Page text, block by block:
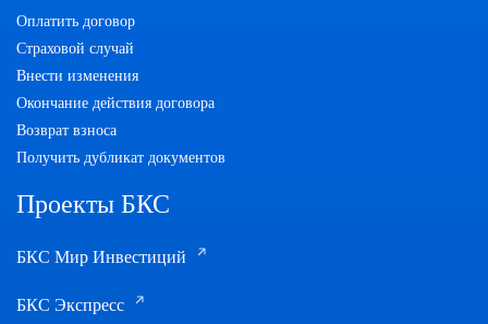
Оплатить договор
Страховой случай
Внести изменения
Окончание действия договора
Возврат взноса
Получить дубликат документов
Проекты БКС
БКС Мир Инвестиций
БКС Экспресс